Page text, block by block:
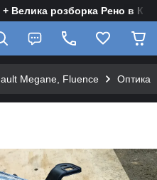
Велика розборка Рено в
Megane, Fluence Оптика